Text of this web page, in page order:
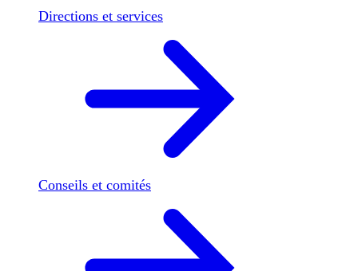
Directions et services
Conseils et comités